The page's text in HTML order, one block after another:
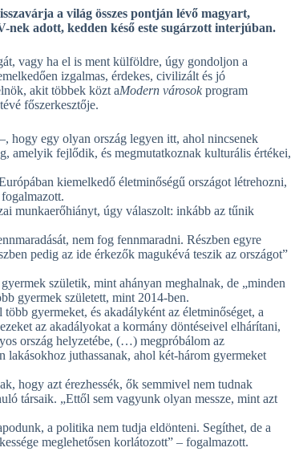
a világ összes pontján lévő magyart,
adott, kedden késő este sugárzott interjúban.
vagy ha el is ment külföldre, úgy gondoljon a
izgalmas, érdekes, civilizált és jó
akit többek közt aModern városok program
főszerkesztője.
hogy egy olyan ország legyen itt, ahol nincsenek
amelyik fejlődik, és megmutatkoznak kulturális értékei,
kiemelkedő életminőségű országot létrehozni,
munkaerőhiányt, úgy válaszolt: inkább az tűnik
nem fog fennmaradni. Részben egyre
pedig az ide érkezők magukévá teszik az országot”
születik, mint ahányan meghalnak, de „minden
gyermek született, mint 2014-ben.
gyermeket, és akadályként az életminőséget, a
az akadályokat a kormány döntéseivel elhárítani,
ország helyzetébe, (…) megpróbálom az
lakásokhoz juthassanak, ahol két-három gyermeket
hogy azt érezhessék, ők semmivel nem tudnak
társaik. „Ettől sem vagyunk olyan messze, mint azt
a politika nem tudja eldönteni. Segíthet, de a
meglehetősen korlátozott” – fogalmazott.